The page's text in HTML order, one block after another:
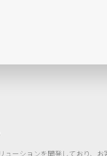
ーションを開発しており、